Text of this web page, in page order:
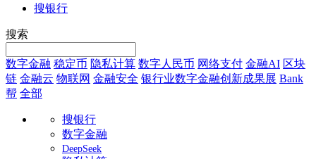
搜银行
搜索
数字金融 稳定币 隐私计算 数字人民币 网络支付 金融AI 区块
链 金融云 物联网 金融安全 银行业数字金融创新成果展 Bank
帮 全部
搜银行
数字金融
DeepSeek